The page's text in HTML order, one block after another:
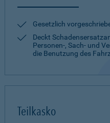
Gesetzlich
Deckt
Personen-, Sach- und
die Benutzung des
Teilkasko